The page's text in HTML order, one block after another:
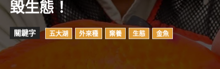
毀生態！
關鍵字 五大湖 外來種 棄養 生態 金魚